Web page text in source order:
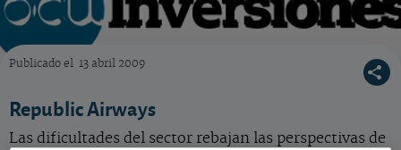
Publicado el 13 abril 2009
Republic Airways
Las dificultades del sector rebajan las perspectivas de